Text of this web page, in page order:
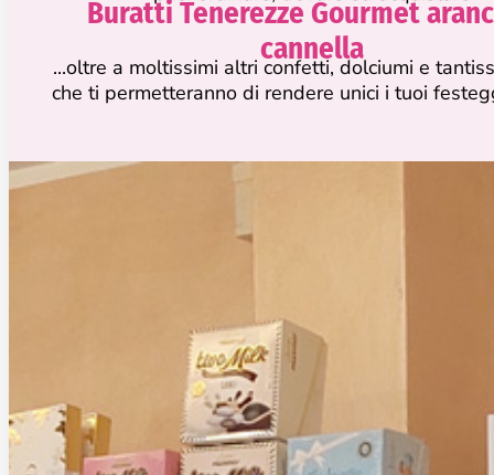
Buratti Tenerezze Gourmet
cannella
...oltre a moltissimi altri confetti, dolciumi e
che ti permetteranno di rendere unici i tuoi